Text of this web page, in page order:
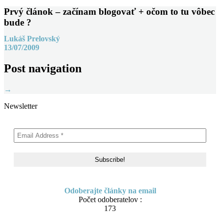
Prvý článok – začínam blogovať + očom to tu vôbec
bude ?
Lukáš Prelovský
13/07/2009
Post navigation
→
Newsletter
Odoberajte články na email
Počet odoberatelov :
173